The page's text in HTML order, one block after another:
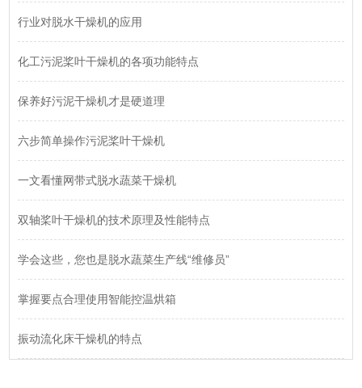
行业对脱水干燥机的应用
化工污泥桨叶干燥机的各项功能特点
保养好污泥干燥机才是硬道理
六步简单操作污泥桨叶干燥机
一文看懂网带式脱水蔬菜干燥机
双轴桨叶干燥机的技术原理及性能特点
学会这些，您也是脱水蔬菜生产线“维修员”
掌握要点合理使用智能控温烘箱
振动流化床干燥机的特点